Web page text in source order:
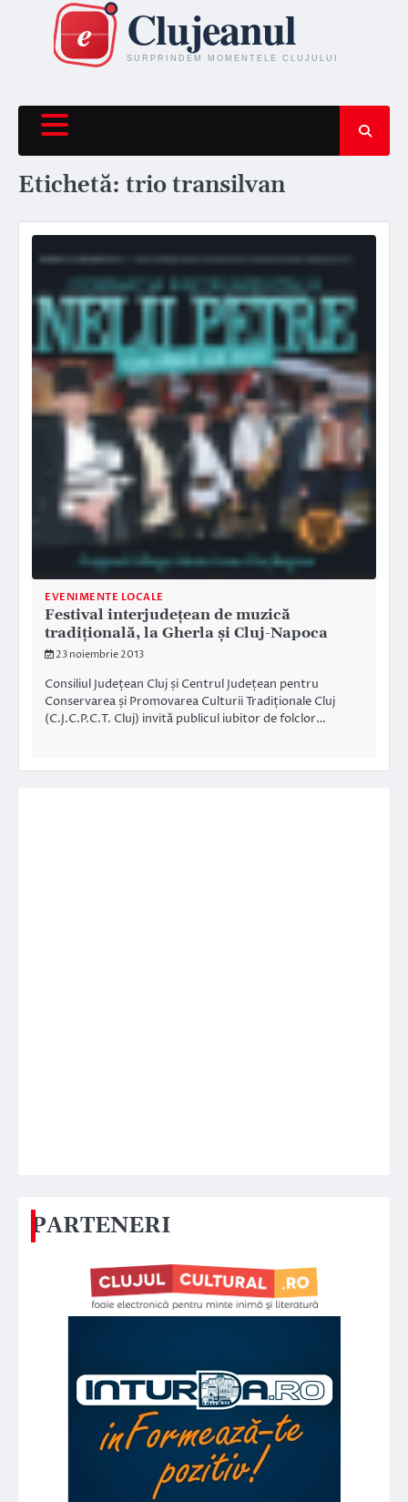
content
Etichetă: trio transilvan
EVENIMENTE LOCALE
Festival interjudețean de muzică
tradițională, la Gherla şi Cluj-Napoca
23 noiembrie 2013
Consiliul Județean Cluj și Centrul Județean pentru
Conservarea și Promovarea Culturii Tradiționale Cluj
(C.J.C.P.C.T. Cluj) invită publicul iubitor de folclor…
PARTENERI